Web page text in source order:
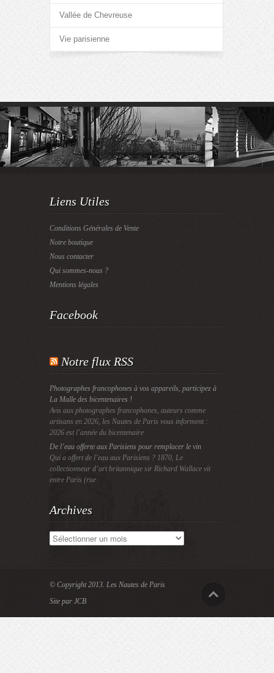
Vallée de Chevreuse
Vie parisienne
Liens Utiles
Conditions Générales de Vente
Notre boutique
Nous contacter
Qui sommes-nous ?
Mentions légales
Facebook
Notre flux RSS
Photographes francophones à vos appareils, participez à
La Malle des bicentenaires !
Avis aux photographes francophones, auteurs comme
artisans en 2026, les Nautes de Paris vous informent :
2026 est l’année du bicentenaire
De l’eau offerte aux Parisiens pour remplacer le vin
Qui a offert de l’eau aux Parisiens ? 1870, Le
collectionneur d’art britannique sir Richard Wallace vit
entre Paris (rue
Archives
Archives
© Copyright 2013. Les Nautes de Paris
Site par JCB